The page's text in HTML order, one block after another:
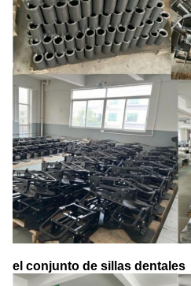
el conjunto de sillas dentales